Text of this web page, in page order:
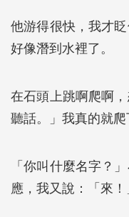
他游得很快，我才
好像潛到水裡了。
在石頭上跳啊爬啊
聽話。」我真的就爬
「你叫什麼名字？
應，我又說：「來！